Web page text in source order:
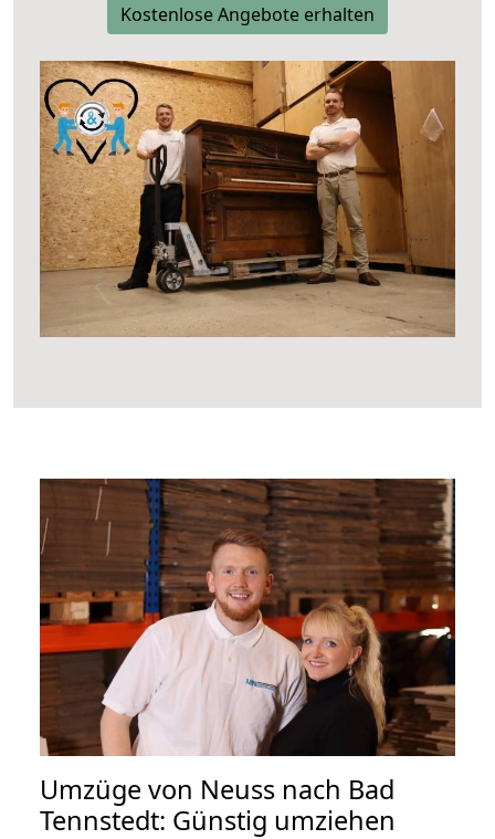
Kostenlose Angebote erhalten
Umzüge von Neuss nach Bad
Tennstedt: Günstig umziehen